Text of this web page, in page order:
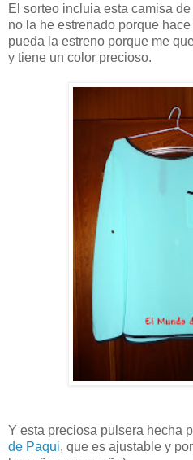
El sorteo incluia esta camisa
no la he estrenado porque
pueda la estreno porque me
y tiene un color precioso.
Y esta preciosa pulsera hecha
de Paqui, que es ajustable y